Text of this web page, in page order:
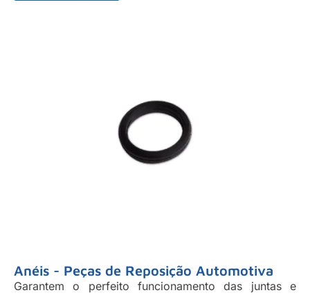
Anéis - Peças de Reposição Automotiva
Garantem o perfeito funcionamento das juntas e